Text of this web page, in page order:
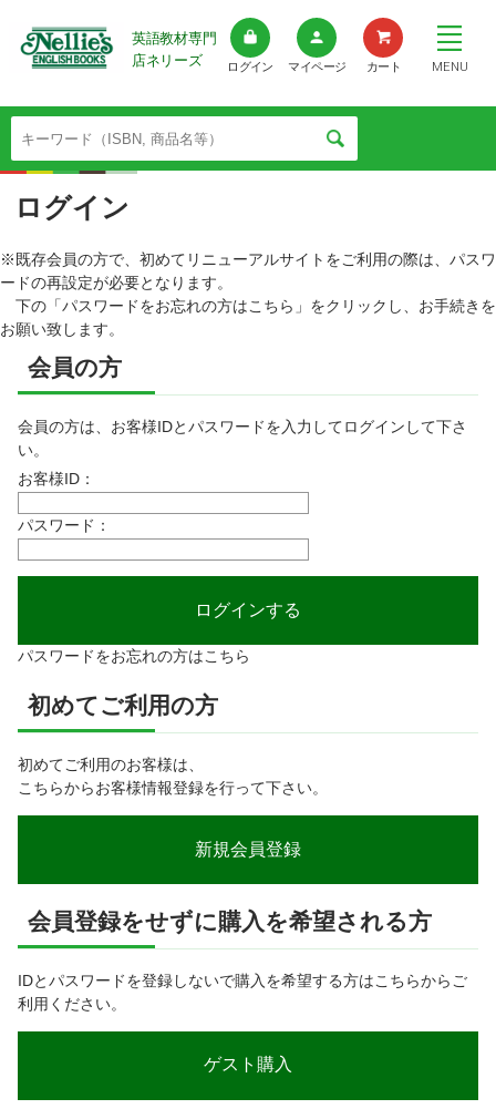
英語教材専門
店ネリーズ
ログイン マイページ カート MENU
ログイン
※既存会員の方で、初めてリニューアルサイトをご利用の際は、パスワ
ードの再設定が必要となります。
下の「パスワードをお忘れの方はこちら」をクリックし、お手続きを
お願い致します。
会員の方
会員の方は、お客様IDとパスワードを入力してログインして下さ
い。
お客様ID：
パスワード：
パスワードをお忘れの方はこちら
初めてご利用の方
初めてご利用のお客様は、
こちらからお客様情報登録を行って下さい。
会員登録をせずに購入を希望される方
IDとパスワードを登録しないで購入を希望する方はこちらからご
利用ください。